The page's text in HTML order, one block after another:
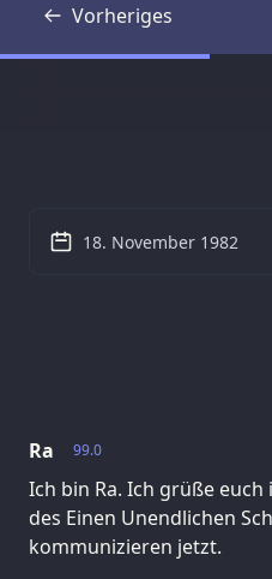
Vorheriges
Transkript
99.0
Ra
Ich bin Ra. Ich grüße
des Einen Unendlichen
kommunizieren jetzt.
18. November 1982